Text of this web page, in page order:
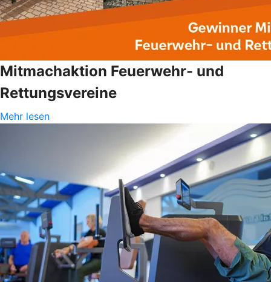
Mitmachaktion Feuerwehr- und
Rettungsvereine
Mehr lesen